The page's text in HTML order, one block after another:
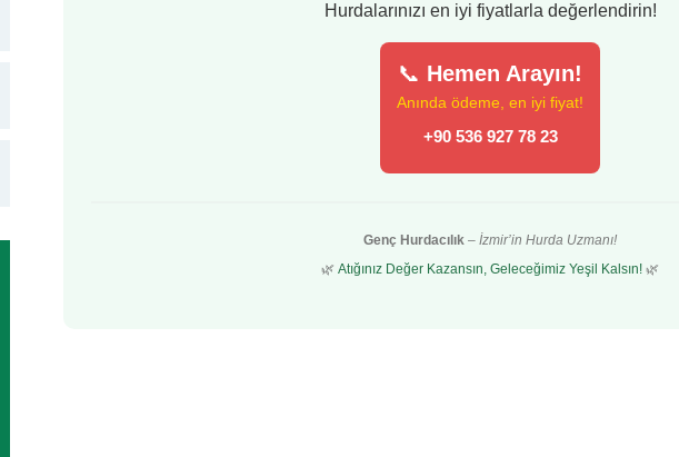
Hurdalarınızı en iyi fiyatlarla değerlendirin!
📞 Hemen Arayın!
Anında ödeme, en iyi fiyat!
+90 536 927 78 23
Genç Hurdacılık – İzmir’in Hurda Uzmanı!
🌿 Atığınız Değer Kazansın, Geleceğimiz Yeşil Kalsın! 🌿